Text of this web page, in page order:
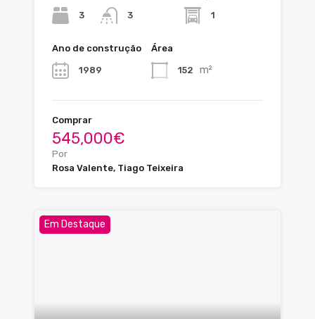
3 3 1
Ano de construção
1989
Área
152 m²
Comprar
545,000€
Por
Rosa Valente, Tiago Teixeira
Em Destaque